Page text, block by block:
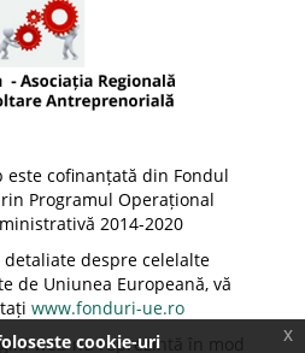
este cofinanțată din Fondul
Programul Operațional
2014-2020
despre celelalte
de Uniunea Europeană, vă
www.fonduri-ue.ro
web nu reprezintă în mod
cookie-uri x